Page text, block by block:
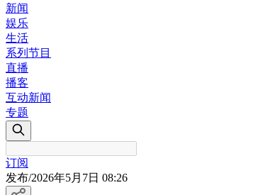
新闻
娱乐
生活
系列节目
直播
播客
互动新闻
专题
订阅
发布/2026年5月7日 08:26